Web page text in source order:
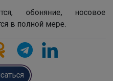
обоняние, носовое
в полной мере.